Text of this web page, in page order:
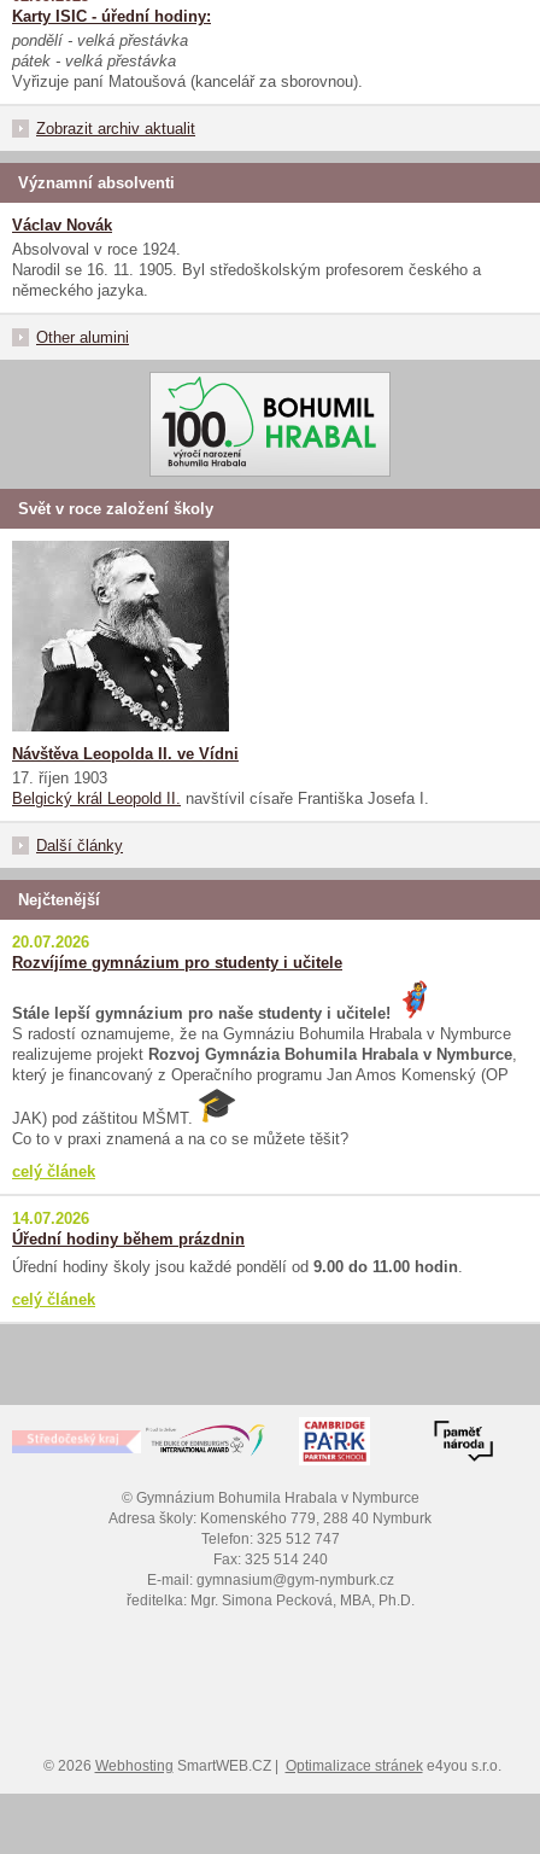
Karty ISIC - úřední hodiny:
pondělí - velká přestávka
pátek - velká přestávka
Vyřizuje paní Matoušová (kancelář za sborovnou).
Zobrazit archiv aktualit
Významní absolventi
Václav Novák
Absolvoval v roce 1924.
Narodil se 16. 11. 1905. Byl středoškolským profesorem českého a
německého jazyka.
Other alumini
Svět v roce založení školy
Návštěva Leopolda II. ve Vídni
17. říjen 1903
Belgický král Leopold II. navštívil císaře Františka Josefa I.
Další články
Nejčtenější
20.07.2026
Rozvíjíme gymnázium pro studenty i učitele
Stále lepší gymnázium pro naše studenty i učitele!
S radostí oznamujeme, že na Gymnáziu Bohumila Hrabala v Nymburce
realizujeme projekt Rozvoj Gymnázia Bohumila Hrabala v Nymburce,
který je financovaný z Operačního programu Jan Amos Komenský (OP
JAK) pod záštitou MŠMT.
Co to v praxi znamená a na co se můžete těšit?
celý článek
14.07.2026
Úřední hodiny během prázdnin
Úřední hodiny školy jsou každé pondělí od 9.00 do 11.00 hodin.
celý článek
© Gymnázium Bohumila Hrabala v Nymburce
Adresa školy: Komenského 779, 288 40 Nymburk
Telefon: 325 512 747
Fax: 325 514 240
E-mail: gymnasium@gym-nymburk.cz
ředitelka: Mgr. Simona Pecková, MBA, Ph.D.
© 2026 Webhosting SmartWEB.CZ | Optimalizace stráneke4you s.r.o.